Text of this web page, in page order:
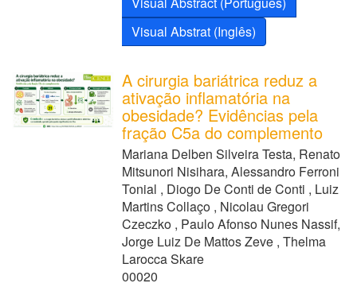
Visual Abstrat (Inglês)
A cirurgia bariátrica reduz a
ativação inflamatória na
obesidade? Evidências pela
fração C5a do complemento
Mariana Delben Silveira Testa, Renato
Mitsunori Nisihara, Alessandro Ferroni
Tonial , Diogo De Conti de Conti , Luiz
Martins Collaço , Nicolau Gregori
Czeczko , Paulo Afonso Nunes Nassif,
Jorge Luiz De Mattos Zeve , Thelma
Larocca Skare
00020